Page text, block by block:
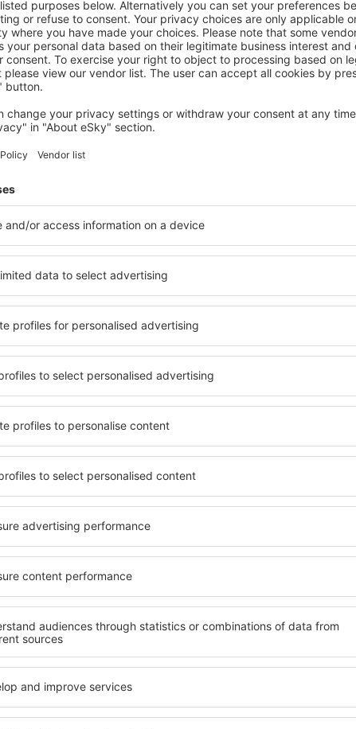
793€
Tirana, 28 august 2026, 7 nopți
Hotel Elysee
547€
Tirana, 28 august 2026, 7 nopți
Vedeţi mai multe oferte în Tirana
pentru fiecare buget şi
de proprietăți spațioase,
facilități, precum și de
în timpul unui city break.
centrul orașului, lângă
puțin populare. Acest lucru
în funcție de nevoi și de
aveți garanţia că după
fără a fi nevoie să căutaţi un
cazare. Rezervaţi cazarea
bucura de o călătorie
Tirana – cea
Puteți alege dintr-o
proprietăți pentru o
ȋn vârstă și grupuri.
pensiuni care oferă
Tirana. Facilitățile din
auto, transport public,
relaxare sau distracţie,
Dacă doriţi cazare de lux
se potrivească. Veți
călătoria de afaceri la
Tirana cu facilități
copii, precum și pentru
companie.
Ce fel de facilităţi